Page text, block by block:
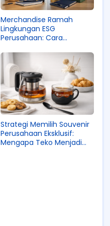
Merchandise Ramah
Lingkungan ESG
Perusahaan: Cara
Friendly Asli dari Jebakan
Greenwashing
Strategi Memilih Souvenir
Perusahaan Eksklusif:
Mengapa Teko Menjadi